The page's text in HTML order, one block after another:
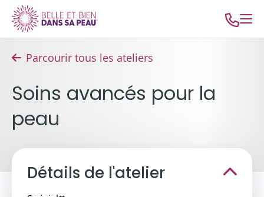
Parcourir tous les ateliers
Soins avancés pour la
peau
Détails de l'atelier